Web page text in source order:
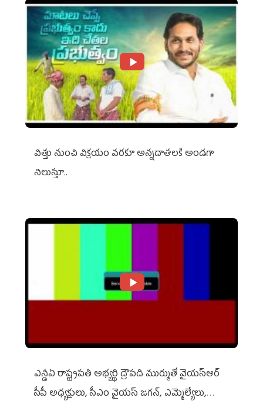
విత్తు నుంచి విక్రయం వరకూ అన్నదాతలకి అండగా
నిలుస్తూ..
ఎన్డీఏ రాష్ట్ర‌ప‌తి అభ్య‌ర్థి ద్రౌప‌ది ముర్ముతో వైయ‌స్ఆర్
సీపీ అధ్య‌క్షులు, సీఎం వైయ‌స్ జ‌గ‌న్, ఎమ్మెల్యేలు,